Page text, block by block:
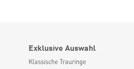
Exklusive Auswahl
Klassische Trauringe